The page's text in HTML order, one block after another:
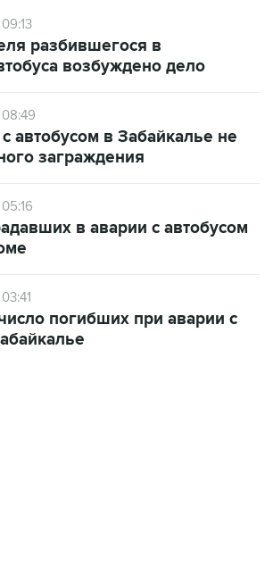
разбившегося в
возбуждено дело
автобусом в Забайкалье не
заграждения
в аварии с автобусом
погибших при аварии с